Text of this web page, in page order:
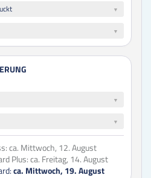
ca. Mittwoch, 12. August
Plus:ca. Freitag, 14. August
ca. Mittwoch, 19. August